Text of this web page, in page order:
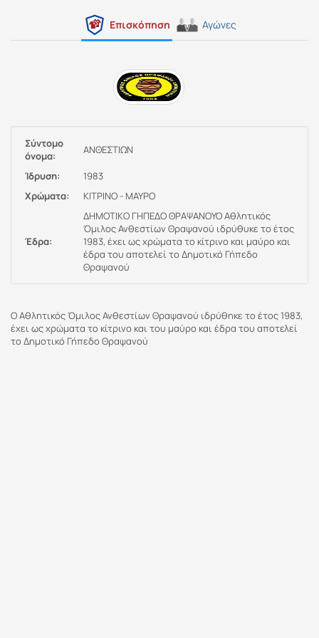
Επισκόπηση Αγώνες
Σύντομο
όνομα:
ΑΝΘΕΣΤΙΩΝ
Ίδρυση:
1983
Χρώματα:
ΚΙΤΡΙΝΟ - ΜΑΥΡΟ
Έδρα:
ΔΗΜΟΤΙΚΟ ΓΗΠΕΔΟ ΘΡΑΨΑΝΟΥΟ Αθλητικός
Όμιλος Ανθεστίων Θραψανού ιδρύθυκε το έτος
1983, έχει ως χρώματα το κίτρινο και μαύρο και
έδρα του αποτελεί το Δημοτικό Γήπεδο
Θραψανού
Ο Αθλητικός Όμιλος Ανθεστίων Θραψανού ιδρύθηκε το έτος 1983,
έχει ως χρώματα το κίτρινο και του μαύρο και έδρα του αποτελεί
το Δημοτικό Γήπεδο Θραψανού